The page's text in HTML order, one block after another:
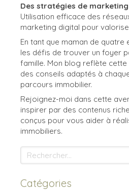
Des stratégies de
Utilisation efficace des
marketing digital pour
En tant que maman de
les défis de trouver un foyer
famille. Mon blog reflète
des conseils adaptés à
parcours immobilier.
Rejoignez-moi dans cette
inspirer par des contenus
conçus pour vous aider à
immobiliers.
Rechercher
Catégories